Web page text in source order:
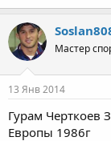
Мастер
13 Янв 2014
Гурам
Европы 1986г